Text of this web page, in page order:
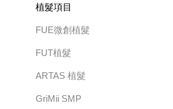
植髮項目
FUE微創植髮
FUT植髮
ARTAS 植髮
GriMii SMP